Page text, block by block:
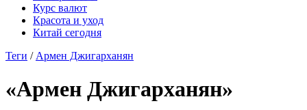
Курс валют
Красота и уход
Китай сегодня
Теги / Армен Джигарханян
«Армен Джигарханян»